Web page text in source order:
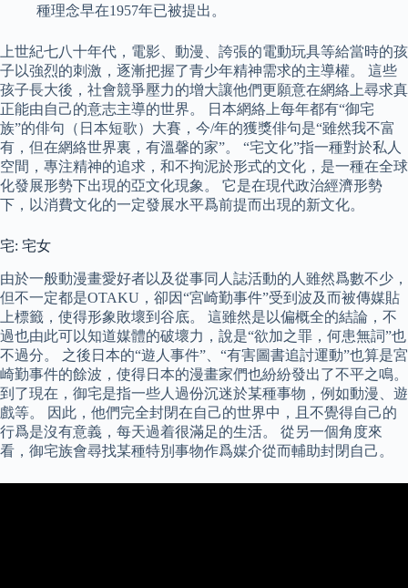
種理念早在1957年已被提出。
上世紀七八十年代，電影、動漫、誇張的電動玩具等給當時的孩
子以強烈的刺激，逐漸把握了青少年精神需求的主導權。 這些
孩子長大後，社會競爭壓力的增大讓他們更願意在網絡上尋求真
正能由自己的意志主導的世界。 日本網絡上每年都有“御宅
族”的俳句（日本短歌）大賽，今/年的獲獎俳句是“雖然我不富
有，但在網絡世界裏，有溫馨的家”。 “宅文化”指一種對於私人
空間，專注精神的追求，和不拘泥於形式的文化，是一種在全球
化發展形勢下出現的亞文化現象。 它是在現代政治經濟形勢
下，以消費文化的一定發展水平爲前提而出現的新文化。
宅: 宅女
由於一般動漫畫愛好者以及從事同人誌活動的人雖然爲數不少，
但不一定都是OTAKU，卻因“宮崎勤事件”受到波及而被傳媒貼
上標籤，使得形象敗壞到谷底。 這雖然是以偏概全的結論，不
過也由此可以知道媒體的破壞力，說是“欲加之罪，何患無詞”也
不過分。 之後日本的“遊人事件”、“有害圖書追討運動”也算是宮
崎勤事件的餘波，使得日本的漫畫家們也紛紛發出了不平之鳴。
到了現在，御宅是指一些人過份沉迷於某種事物，例如動漫、遊
戲等。 因此，他們完全封閉在自己的世界中，且不覺得自己的
行爲是沒有意義，每天過着很滿足的生活。 從另一個角度來
看，御宅族會尋找某種特別事物作爲媒介從而輔助封閉自己。